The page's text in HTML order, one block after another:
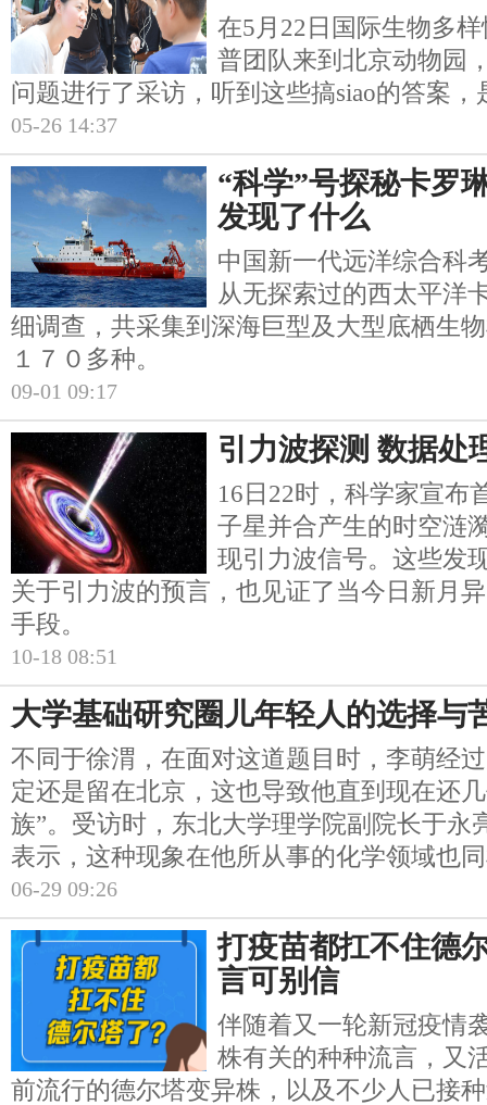
在5月22日国际生物多
普团队来到北京动物园
问题进行了采访，听到这些搞siao的答案，
05-26 14:37
“科学”号探秘卡罗
发现了什么
中国新一代远洋综合科
从无探索过的西太平洋
细调查，共采集到深海巨型及大型底栖生
１７０多种。
09-01 09:17
引力波探测 数据处
16日22时，科学家宣布
子星并合产生的时空涟
现引力波信号。这些发
关于引力波的预言，也见证了当今日新月
手段。
10-18 08:51
大学基础研究圈儿年轻人的选择与
不同于徐渭，在面对这道题目时，李萌经
定还是留在北京，这也导致他直到现在还
族”。受访时，东北大学理学院副院长于永
表示，这种现象在他所从事的化学领域也
06-29 09:26
打疫苗都扛不住德
言可别信
伴随着又一轮新冠疫情
株有关的种种流言，又
前流行的德尔塔变异株，以及不少人已接